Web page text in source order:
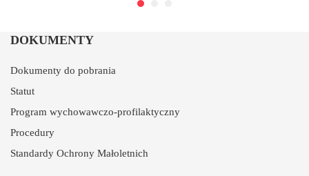
DOKUMENTY
Dokumenty do pobrania
Statut
Program wychowawczo-profilaktyczny
Procedury
Standardy Ochrony Małoletnich